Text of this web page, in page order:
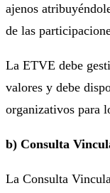
ajenos
de las
La ETVE debe
valores y debe
organizativos para
b) Consulta
La Consulta